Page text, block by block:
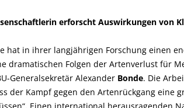
erforscht Auswirkungen von
hat in ihrer langjährigen Forschung einen
dramatischen Folgen der Artenverlust für
Generalsekretär Alexander Bonde. Die
der Kampf gegen den Artenrückgang eine